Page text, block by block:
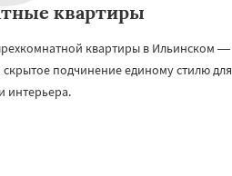
квартиры
квартиры в Ильинском —
подчинение единому стилю для
интерьера.